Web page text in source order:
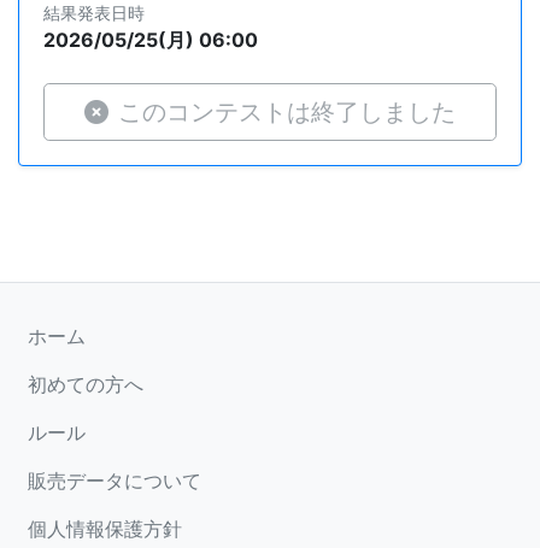
結果発表日時
2026/05/25(月) 06:00
このコンテストは終了しました
ホーム
初めての方へ
ルール
販売データについて
個人情報保護方針